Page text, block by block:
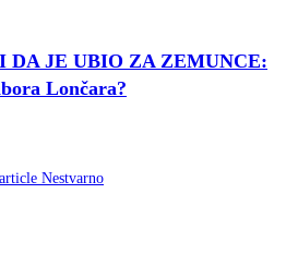
JE UBIO ZA ZEMUNCE:
Lončara?